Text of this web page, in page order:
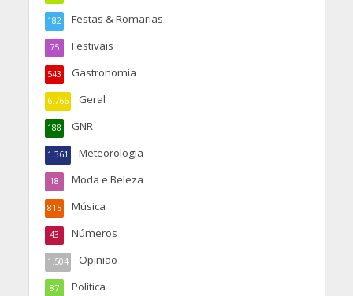
Festas & Romarias
182
Festivais
75
Gastronomia
543
Geral
6.766
GNR
188
Meteorologia
1.361
Moda e Beleza
18
Música
815
Números
43
Opinião
1.504
Política
87